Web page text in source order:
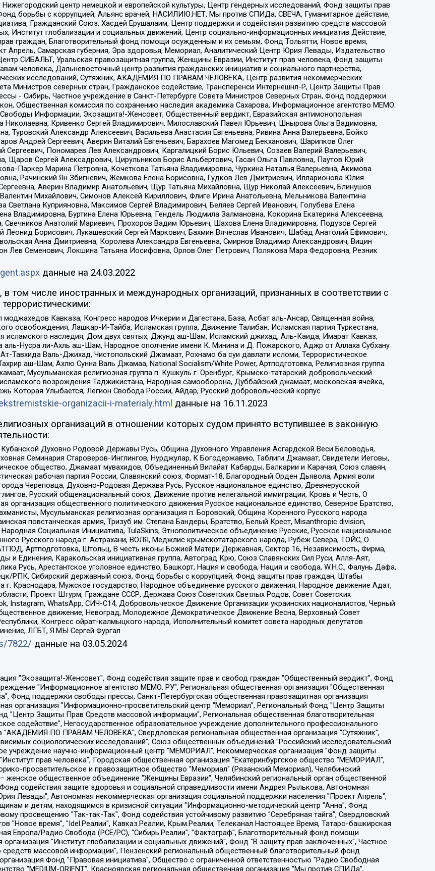
центр немецкой и европейской культуры, Центр гендерных исследований, Фонд защиты прав
борьбы с коррупцией, Альянс врачей, НАСИЛИЮ.НЕТ, Мы против СПИДа, СВЕЧА, Гуманитарное действие,
Гражданский Союз, Хасдей Ерушалаим, Центр поддержки и содействия развитию средств массовой
Институт глобализации и социальных движений, Центр социально-информационных инициатив Действие,
граждан, Благотворительный фонд помощи осужденным и их семьям, Фонд Тольятти, Новое время,
Апрель, Самарская губерния, Эра здоровья, Мемориал, Аналитический Центр Юрия Левады, Издательство
СИБАЛЬТ, Уральская правозащитная группа, Женщины Евразии, Институт прав человека, Фонд защиты
человека, Дальневосточный центр развития гражданских инициатив и социального партнерства,
исследований, Сутяжник, АКАДЕМИЯ ПО ПРАВАМ ЧЕЛОВЕКА, Центр развития некоммерческих
Министров северных стран, Гражданское содействие, Трансперенси Интернешнл-Р, Центр Защиты Прав
- Сибирь, Частное учреждение в Санкт-Петербурге Совета Министров Северных Стран, Фонд поддержки
Общественная комиссия по сохранению наследия академика Сахарова, Информационное агентство МЕМО.
Свободы Информации, Экозащита!-Женсовет, Общественный вердикт, Евразийская антимонопольная
Николаевна, Кривенко Сергей Владимирович, Милославский Павел Юрьевич, Шнырова Ольга Вадимовна,
Туровский Александр Алексеевич, Васильева Анастасия Евгеньевна, Ривина Анна Валерьевна, Бойко
Андрей Сергеевич, Аверин Виталий Евгеньевич, Барахоев Магомед Бекханович, Шарипков Олег
Пономарев Лев Александрович, Каргалицкий Борис Юльевич, Созаев Валерий Валерьевич,
Щаров Сергей Алексадрович, Цирульников Борис Альбертович, Гасан Ольга Павловна, Паутов Юрий
Паркер Марина Петровна, Кочеткова Татьяна Владимировна, Чуркина Наталья Валерьевна, Акимова
Рачинский Ян Збигневич, Жемкова Елена Борисовна, Гудков Лев Дмитриевич, Илларионова Юлия
Аверин Владимир Анатольевич, Щур Татьяна Михайловна, Щур Николай Алексеевич, Блинушов
Михайлович, Симонов Алексей Кириллович, Флиге Ирина Анатольевна, Мельникова Валентина
Светлана Куприяновна, Максимов Сергей Владимирович, Беляев Сергей Иванович, Голубева Елена
Владимировна, Буртина Елена Юрьевна, Гендель Людмила Залмановна, Кокорина Екатерина Алексеевна,
Анатолий Мариевич, Прохоров Вадим Юрьевич, Шахова Елена Владимировна, Подузов Сергей
Леонид Борисович, Лукашевский Сергей Маркович, Бахмин Вячеслав Иванович, Шабад Анатолий Ефимович,
Анна Дмитриевна, Королева Александра Евгеньевна, Смирнов Владимир Александрович, Вицин
Лев Семенович, Локшина Татьяна Иосифовна, Орлов Олег Петрович, Полякова Мара Федоровна, Резник
данные на 24.03.2022
том числе иностранных и международных организаций, признанных в соответствии с
Кавказа, Конгресс народов Ичкерии и Дагестана, База, Асбат аль-Ансар, Священная война,
освобождения, Лашкар-И-Тайба, Исламская группа, Движение Талибан, Исламская партия Туркестана,
наследия, Дом двух святых, Джунд аш-Шам, Исламский джихад, Аль-Каида, Имарат Кавказ,
Нусра ли-Ахль аш-Шам, Народное ополчение имени К. Минина и Д. Пожарского, Аджр от Аллаха Субхану
Тавхида Валь-Джихад, Чистопольский Джамаат, Рохнамо ба суи давлати исломи, Террористическое
аш-Шам, Ахлю Сунна Валь Джамаа, National Socialism/White Power, Артподготовка, Религиозная группа
Мусульманская религиозная группа п. Кушкуль г. Оренбург, Крымско-татарский добровольческий
возрождения Таджикистана, Народная самооборона, Дуббайский джамаат, московская ячейка,
Которая Улыбается, Легион Свобода России, Айдар, Русский добровольческий корпус
organizacii-i-materialy.html данные на 16.11.2023
организаций в отношении которых судом принято вступившее в законную
Духовно Родовой Державы Русь, Община Духовного Управления Асгардской Веси Беловодья,
Семинария Староверов-Инглингов, Нурджулар, К Богодержавию, Таблиги Джамаат, Свидетели Иеговы,
общество, Джамаат мувахидов, Объединенный Вилайат Кабарды, Балкарии и Карачая, Союз славян,
рабочая партия России, Славянский союз, Формат-18, Благородный Орден Дьявола, Армия воли
Череповца, Духовно-Родовая Держава Русь, Русское национальное единство, Древнерусской
Русский общенациональный союз, Движение против нелегальной иммиграции, Кровь и Честь, О
организация общественного политического движения Русское национальное единство, Северное Братство,
Мусульманская религиозная организация п. Боровский, Община Коренного Русского народа
повстанческая армия, Тризуб им. Степана Бандеры, Братство, Белый Крест, Misanthropic division,
Социальная Инициатива, TulaSkins, Этнополитическое объединение Русские, Русское национальное
Русского народа г. Астрахани, ВОЛЯ, Меджлис крымскотатарского народа, Рубеж Севера, ТОЙС, О
Артподготовка, Штольц, В честь иконы Божией Матери Державная, Сектор 16, Независимость, Фирма,
Единения, Каракольская инициативная группа, Автоград Крю, Союз Славянских Сил Руси, Алля-Аят,
Русь, Арестантское уголовное единство, Башкорт, Нация и свобода, Нация и свобода, W.H.С., Фалунь Дафа,
РПК, Сибирский державный союз, Фонд борьбы с коррупцией, Фонд защиты прав граждан, Штабы
г. Краснодара, Мужское государство, Народное объединение русского движения, Народное движение Адат,
Проект Штурм, Граждане СССР, Держава Союз Советских Светлых Родов, Совет Советских
Instagram, WhatsApp, СИЧ-С14, Добровольческое Движение Организации украинских националистов, Черный
движение, Невоград, Молодежное Демократическое Движение Весна, Верховный Совет
Конгресс ойрат-калмыцкого народа, Исполнительный комитет совета народных депутатов
ЛГБТ, Я.МЫ Сергей Фургал
7822/ данные на 03.05.2024
с проблемой насилия "НАСИЛИЮ.НЕТ", Межрегиональный профессиональный союз работников здравоохранения "Альянс врачей", Юридическое лицо, зарегистрированное в Латвийской Республике, SIA "Medusa Project" (регистрационный номер 40103797863, дата регистрации 10.06.2014), Некоммерческая организация "Фонд по борьбе с коррупцией", Автономная некоммерческая организация "Институт права и публичной политики", Баданин Роман Сергеевич, Гликин Максим Александрович, Железнова Мария Михайловна, Лукьянова Юлия Сергеевна, Маетная Елизавета Витальевна, Маняхин Петр Борисович, Чуракова Ольга Владимировна, Ярош Юлия Петровна, Юридическое лицо "The Insider SIA", зарегистрированное в Риге, Латвийская Республика (дата регистрации 26.06.2015), являющееся администратором доменного имени интернет-издания "The Insider SIA", https://theins.ru, Постернак Алексей Евгеньевич, Рубин Михаил Аркадьевич, Анин Роман Александрович, Юридическое лицо Istories fonds, зарегистрированное в Латвийской Республике (регистрационный номер 50008295751, дата регистрации 24.02.2020), Великовский Дмитрий Александрович, Долинина Ирина Николаевна, Мароховская Алеся Алексеевна, Шлейнов Роман Юрьевич, Шмагун Олеся Валентиновна, Общество с ограниченной ответственностью "Альтаир 2021", Общество с ограниченной ответственностью "Вега 2021", Общество с ограниченной ответственностью "Главный редактор 2021", Общество с ограниченной ответственностью "Ромашки монолит", Важенков Артем Валерьевич, Ивановская областная общественная организация "Центр гендерных исследований", Гурман Юрий Альбертович, Медиапроект "ОВД-Инфо", Егоров Владимир Владимирович, Жилинский Владимир Александрович, Общество с ограниченной ответственностью "ЗП", Иванова София Юрьевна, Карезина Инна Павловна, Кильтау Екатерина Викторовна, Петров Алексей Викторович, Пискунов Сергей Евгеньевич, Смирнов Сергей Сергеевич, Тихонов Михаил Сергеевич, Общество с ограниченной ответственностью "ЖУРНАЛИСТ-ИНОСТРАННЫЙ АГЕНТ", Арапова Галина Юрьевна, Вольтская Татьяна Анатольевна, Американская компания "Mason G.E.S. Anonymous Foundation" (США), являющаяся владельцем интернет-издания https://mnews.world/, Компания "Stichting Bellingcat", зарегистрированная в Нидерландах (дата регистрации 11.07.2018), Захаров Андрей Вячеславович, Клепиковская Екатерина Дмитриевна, Общество с ограниченной ответственностью "МЕМО", Перл Роман Александрович, Симонов Евгений Алексеевич, Соловьева Елена Анатольевна, Сотников Даниил Владимирович, Сурначева Елизавета Дмитриевна, Автономная некоммерческая организация по защите прав человека и информированию населения "Якутия – Наше Мнение", Общество с ограниченной ответственностью "Москоу диджитал медиа", с 26.01.2023 Общество с ограниченной ответственностью "Чайка Белые сады", Ветошкина Валерия Валерьевна, Заговора Максим Александрович, Межрегиональное общественное движение "Российская ЛГБТ - сеть", Оленичев Максим Владимирович, Павлов Иван Юрьевич, Скворцова Елена Сергеевна, Общество с ограниченной ответственностью "Как бы инагент", Кочетков Игорь Викторович, Общество с ограниченной ответственностью "Честные выборы", Еланчик Олег Александрович, Общество с ограниченной ответственностью "Нобелевский призыв", Гималова Регина Эмилевна, Григорьев Андрей Валерьевич, Григорьева Алина Александровна, Ассоциация по содействию защите прав призывников, альтернативнослужащих и военнослужащих "Правозащитная группа "Гражданин.Армия.Право", Хисамова Регина Фаритовна, Автономная некоммерческая организация по реализации социально-правовых программ "Лилит", Дальневосточное общественное движение "Маяк", Санкт-Петербургская ЛГБТ-инициативная группа "Выход", Инициативная группа ЛГБТ+ "Реверс", Алексеев Андрей Викторович, Бекбулатова Таисия Львовна, Беляев Иван Михайлович, Владыкина Елена Сергеевна, Гельман Марат Александрович, Никульшина Вероника Юрьевна, Толоконникова Надежда Андреевна, Шендерович Виктор Анатольевич, Общество с ограниченной ответственностью "Данное сообщение", Общество с ограниченной ответственностью Издательский дом "Новая глава", Айнбиндер Александра Александровна, Московский комьюнити-центр для ЛГБТ+инициатив, Благотворительный фонд развития филантропии, Deutsche Welle (Германия, Kurt-Schumacher-Strasse 3, 53113 Bonn), Борзунова Мария Михайловна, Воробьев Виктор Викторович, Голубева Анна Львовна, Константинова Алла Михайловна, Малкова Ирина Владимировна, Мурадов Мурад Абдулгалимович, Осетинская Елизавета Николаевна, Понасенков Евгений Николаевич, Ганапольский Матвей Юрьевич, Киселев Евгений Алексеевич, Борухович Ирина Григорьевна, Дремин Иван Тимофеевич, Дубровский Дмитрий Викторович, Красноярская региональная общественная организация поддержки и развития альтернативных образовательных технологий и межкультурных коммуникаций "ИНТЕРРА", Маяковская Екатерина Алексеевна, Фейгин Марк Захарович, Филимонов Андрей Викторович, Дзугкоева Регина Николаевна, Доброхотов Роман Александрович, Дудь Юрий Александрович, Елкин Сергей Владимирович, Кругликов Кирилл Игоревич, Сабунаева Мария Леонидовна, Семенов Алексей Владимирович, Шаинян Карен Багратович, Шульман Екатерина Михайловна, Асафьев Артур Валерьевич, Вахштайн Виктор Семенович, Венедиктов Алексей Алексеевич, Лушникова Екатерина Евгеньевна, Волков Леонид Михайлович, Невзоров Александр Глебович, Пархоменко Сергей Борисович, Сироткин Ярослав Николаевич, Кара-Мурза Владимир Владимирович, Баранова Наталья Владимировна, Гозман Леонид Яковлевич, Кагарлицкий Борис Юльевич, Климарев Михаил Валерьевич, Милов Владимир Станиславович, Автономная некоммерческая организация Краснодарский центр современного искусства "Типография", Моргенштерн Алишер Тагирович, Соболь Любовь Эдуардовна, Общество с ограниченной ответственностью "ЛИЗА НОРМ", Каспаров Гарри Кимович, Ходорковский Михаил Борисович, Общество с ограниченной ответственностью "Апрельские тезисы", Данилович Ирина Брониславовна, Кашин Олег Владимирович, Петров Николай Владимирович, Пивоваров Алексей Владимирович, Соколов Михаил Владимирович, Цветкова Юлия Владимировна, Чичваркин Евгений Александрович, Комитет против пыток/Команда против пыток, Общество с ограниченной ответственностью "Первый научный", Общество с ограниченной ответственностью "Вертолет и ко", Белоцерковская Вероника Борисовна, Кац Максим Евгеньевич, Лазарева Татьяна Юрьевна, Шаведдинов Руслан Табризович, Яшин Илья Валерьевич, Общество с ограниченной ответственностью "Иноагент ААВ", Алешковский Дмитрий Петрович, Альбац Евгения Марковна, Быков Дмитрий Львович, Галямина Юлия Евгеньевна, Лойко Сергей Леонидович, Мартынов Кирилл Константинович, Медведев Сергей Александрович, Крашенинников Федор Геннадиевич, Гордеева Катерина Вл